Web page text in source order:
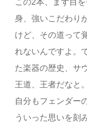
身、強いこだわり
けど、その道って
れないんですよ。
た楽器の歴史、サ
王道、王者だなと
自分もフェンダー
ういった思いを刻